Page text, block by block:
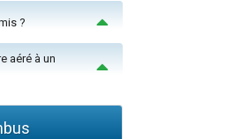
?
aéré à un